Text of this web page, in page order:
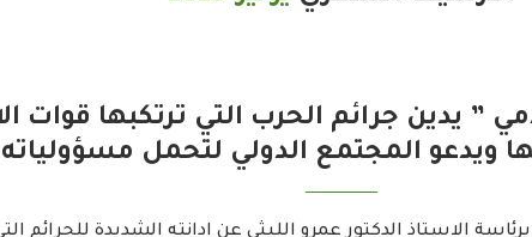
” يدين جرائم الحرب التي ترتكبها قوات
ويدعو المجتمع الدولي لتحمل مسؤولياته
الاستاذ الدكتور عمرو الليثي عن ادانته الشديدة للجرائم